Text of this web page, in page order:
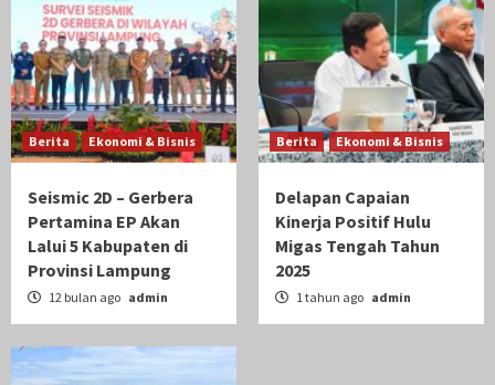
Berita Ekonomi & Bisnis
Seismic 2D – Gerbera
Pertamina EP Akan
Lalui 5 Kabupaten di
Provinsi Lampung
12 bulan ago admin
Berita Ekonomi & Bisnis
Delapan Capaian
Kinerja Positif Hulu
Migas Tengah Tahun
2025
1 tahun ago admin